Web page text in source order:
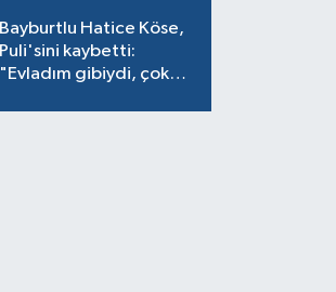
Bayburtlu Hatice Köse,
Puli'sini kaybetti:
"Evladım gibiydi, çok